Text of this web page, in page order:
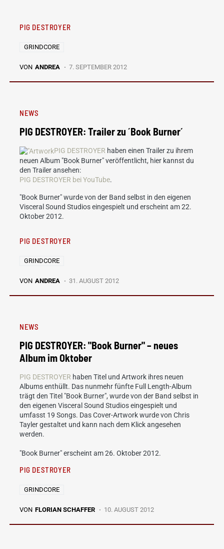
PIG DESTROYER
GRINDCORE
VON ANDREA 7. SEPTEMBER 2012
NEWS
PIG DESTROYER: Trailer zu ´Book Burner´
PIG DESTROYER haben einen Trailer zu ihrem
neuen Album "Book Burner" veröffentlicht, hier kannst du
den Trailer ansehen:
PIG DESTROYER bei YouTube.
"Book Burner" wurde von der Band selbst in den eigenen
Visceral Sound Studios eingespielt und erscheint am 22.
Oktober 2012.
PIG DESTROYER
GRINDCORE
VON ANDREA 31. AUGUST 2012
NEWS
PIG DESTROYER: "Book Burner" – neues
Album im Oktober
PIG DESTROYER haben Titel und Artwork ihres neuen
Albums enthüllt. Das nunmehr fünfte Full Length-Album
trägt den Titel "Book Burner", wurde von der Band selbst in
den eigenen Visceral Sound Studios eingespielt und
umfasst 19 Songs. Das Cover-Artwork wurde von Chris
Tayler gestaltet und kann nach dem Klick angesehen
werden.
"Book Burner" erscheint am 26. Oktober 2012.
PIG DESTROYER
GRINDCORE
VON FLORIAN SCHAFFER 10. AUGUST 2012